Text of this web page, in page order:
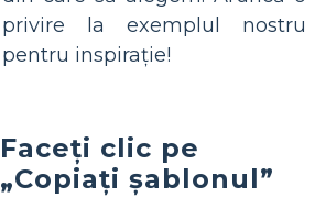
privire la exemplul nostru
pentru inspirație!
Faceți clic pe
„Copiați șablonul”